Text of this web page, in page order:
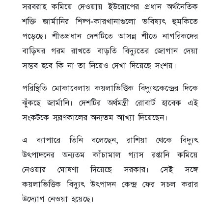
সরবরাহ কমিয়ে দেওয়ায় ইউরোপের প্রধান অর্থনৈতিক
শক্তি জার্মানির শিল্প-কারখানাগুলো ভবিষ্যৎ হুমকিতে
পড়েছে। শীতপ্রধান দেশটিতে আসন্ন শীতে নাগরিকদের
বাড়িঘর গরম রাখতে বাড়তি বিদ্যুতের জোগান দেয়া
সম্ভব হবে কি না তা নিয়েও দেখা দিয়েছে সংশয়।
পরিস্থিতি মোকাবেলায় কয়লাভিত্তিক বিদ্যুৎকেন্দ্রের দিকে
ঝুঁকছে জার্মানি। দেশটির অর্থমন্ত্রী রোবার্ট হাবেক এই
সংকটকে স্মরণকালের অন্যতম আখ্যা দিয়েছেন।
এ ব্যাপারে তিনি বলেছেন, রাশিয়া থেকে বিদ্যুৎ
উৎপাদনের অন্যতম কাঁচামাল গ্যাস রপ্তানি কমিয়ে
নেওয়ার ঘোষণা দিয়েছে সরকার। সেই সঙ্গে
কয়লাভিত্তিক বিদ্যুৎ উৎপাদন কেন্দ্র ফের সচল করার
উদ্যোগ নেওয়া হয়েছে।